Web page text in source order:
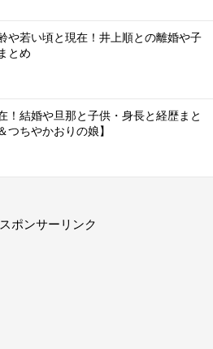
や若い頃と現在！井上順との離婚や子
とめ
！結婚や旦那と子供・身長と経歴まと
つちやかおりの娘】
ポンサーリンク